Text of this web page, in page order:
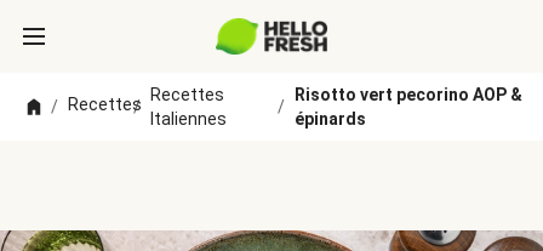
/ Recettes
/
Recettes
Italiennes
/
Risotto vert pecorino AOP &
épinards